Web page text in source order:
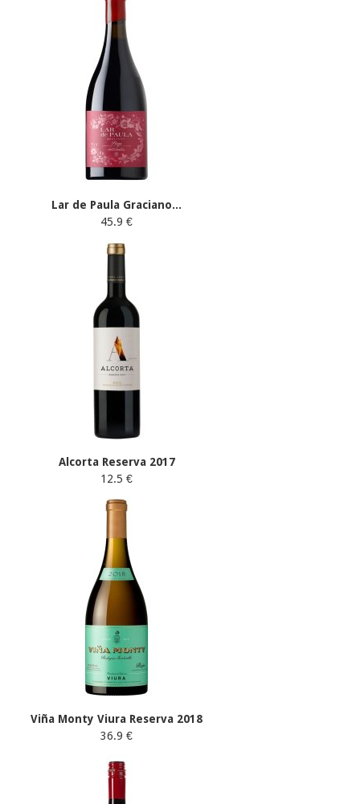
Lar de Paula Graciano...
45.9 €
Alcorta Reserva 2017
12.5 €
Viña Monty Viura Reserva 2018
36.9 €